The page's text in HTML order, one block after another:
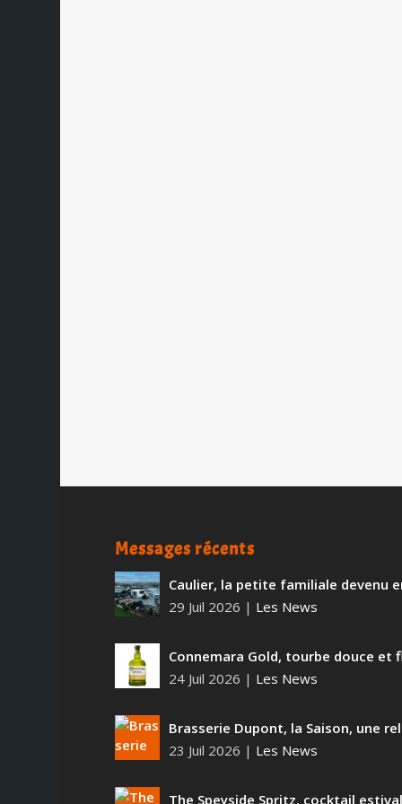
Messages récents
Caulier, la petite familiale devenu
29 Juil 2026 | Les News
Connemara Gold, tourbe douce et
24 Juil 2026 | Les News
Brasserie Dupont, la Saison, une
23 Juil 2026 | Les News
The Speyside Spritz, cocktail